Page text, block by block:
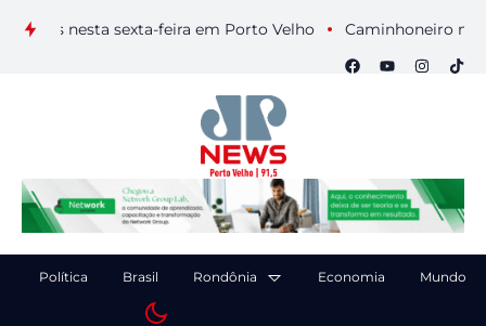
nesta sexta-feira em Porto Velho Caminhoneiro morre
Política Brasil Rondônia Economia Mundo